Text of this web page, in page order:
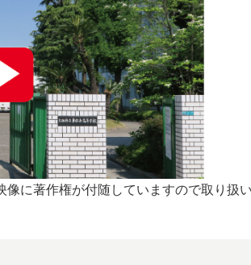
に著作権が付随していますので取り扱